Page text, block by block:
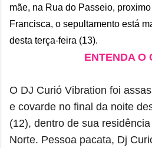
mãe, na Rua do Passeio,
Francisca, o sepultamento está
desta terça-feira (13).
ENTENDA O
O DJ Curió Vibration foi
e covarde no final da noite
(12), dentro de sua
Norte. Pessoa pacata, Dj